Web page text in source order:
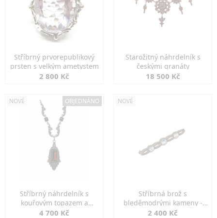
Stříbrný prvorepublikový
prsten s velkým ametystem
2 800 Kč
Starožitný náhrdelník s
českými granáty
18 500 Kč
NOVÉ OBJEDNÁNO
Stříbrný náhrdelník s
kouřovým topazem a
markazity
4 700 Kč
NOVÉ
Stříbrná brož s
bleděmodrými kameny -
jemná elegance
2 400 Kč